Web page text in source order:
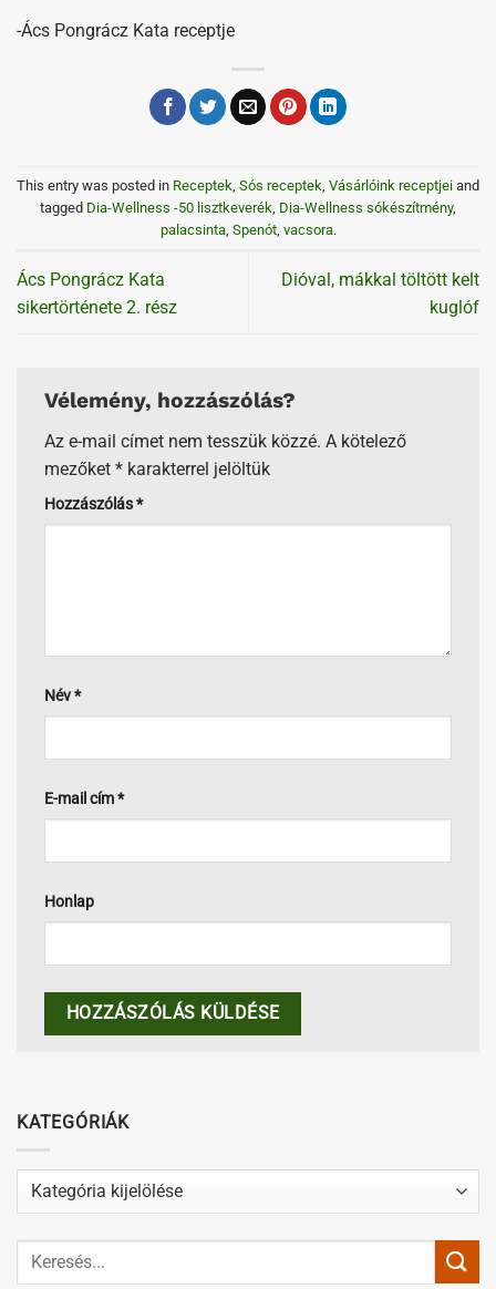
-Ács Pongrácz Kata receptje
This entry was posted in Receptek Sós receptek Vásárlóink receptjei and
tagged Dia-Wellness -50 lisztkeverék Dia-Wellness sókészítmény,
palacsinta, Spenót, vacsora.
Ács Pongrácz Kata
sikertörténete 2. rész
Dióval, mákkal töltött kelt
kuglóf
Vélemény, hozzászólás?
Az e-mail címet nem tesszük közzé. A kötelező
mezőket * karakterrel jelöltük
Hozzászólás*
Név*
E-mail cím*
Honlap
KATEGÓRIÁK
Kategóriák